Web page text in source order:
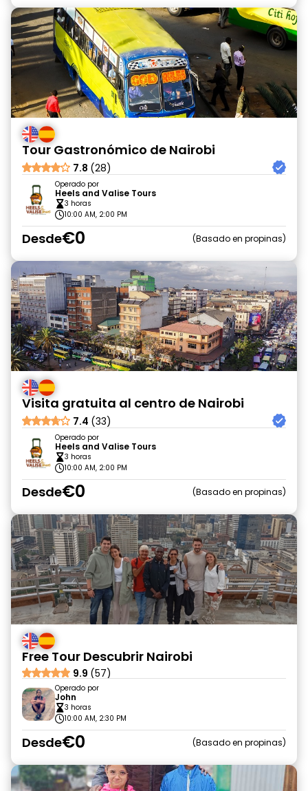
Tour Gastronómico de Nairobi
7.8 (28)
Operado por
Heels and Valise Tours
3 horas
10:00 AM, 2:00 PM
Desde€0 Basado en propinas
Visita gratuita al centro de Nairobi
7.4 (33)
Operado por
Heels and Valise Tours
3 horas
10:00 AM, 2:00 PM
Desde€0 Basado en propinas
Free Tour Descubrir Nairobi
9.9 (57)
Operado por
John
3 horas
10:00 AM, 2:30 PM
Desde€0 Basado en propinas